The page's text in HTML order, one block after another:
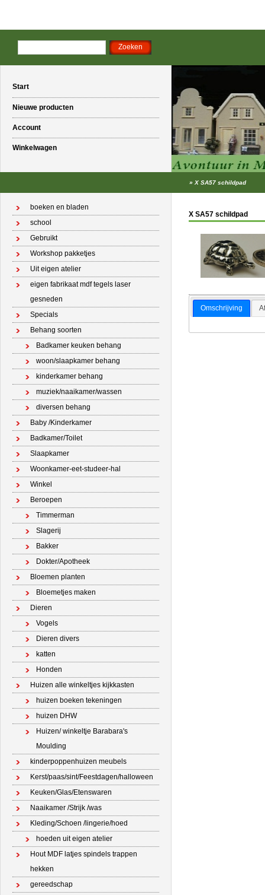
Start
Nieuwe producten
Account
Winkelwagen
» X SA57 schildpad
boeken en bladen
school
Gebruikt
Workshop pakketjes
Uit eigen atelier
eigen fabrikaat mdf tegels laser
gesneden
Specials
Behang soorten
Badkamer keuken behang
woon/slaapkamer behang
kinderkamer behang
muziek/naaikamer/wassen
diversen behang
Baby /Kinderkamer
Badkamer/Toilet
Slaapkamer
Woonkamer-eet-studeer-hal
Winkel
Beroepen
Timmerman
Slagerij
Bakker
Dokter/Apotheek
Bloemen planten
Bloemetjes maken
Dieren
Vogels
Dieren divers
katten
Honden
Huizen alle winkeltjes kijkkasten
huizen boeken tekeningen
huizen DHW
Huizen/ winkeltje Barabara's
Moulding
kinderpoppenhuizen meubels
Kerst/paas/sint/Feestdagen/halloween
Keuken/Glas/Etenswaren
Naaikamer /Strijk /was
Kleding/Schoen /lingerie/hoed
hoeden uit eigen atelier
Hout MDF latjes spindels trappen
hekken
gereedschap
X SA57 schildpad
Omschrijving